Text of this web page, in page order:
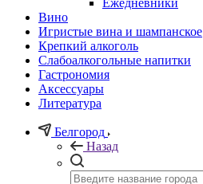
Ежедневники
Вино
Игристые вина и шампанское
Крепкий алкоголь
Слабоалкогольные напитки
Гастрономия
Аксессуары
Литература
Белгород
Назад